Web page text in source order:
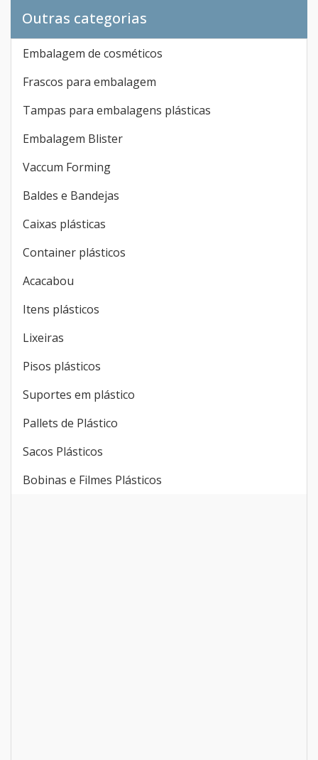
Outras categorias
Embalagem de cosméticos
Frascos para embalagem
Tampas para embalagens plásticas
Embalagem Blister
Vaccum Forming
Baldes e Bandejas
Caixas plásticas
Container plásticos
Acacabou
Itens plásticos
Lixeiras
Pisos plásticos
Suportes em plástico
Pallets de Plástico
Sacos Plásticos
Bobinas e Filmes Plásticos